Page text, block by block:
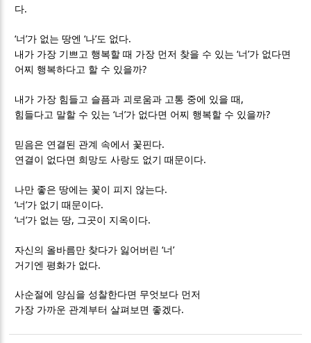
다.
‘너’가 없는 땅엔‘나’도 없다.
내가 가장 기쁘고 행복할 때 가장 먼저 찾을 수 있는‘너’가 없다면
어찌 행복하다고 할 수 있을까?
내가 가장 힘들고 슬픔과 괴로움과 고통 중에 있을 때 ,
힘들다고 말할 수 있는‘너’가 없다면 어찌 행복할 수 있을까?
믿음은 연결된 관계 속에서 꽃핀다.
연결이 없다면 희망도 사랑도 없기 때문이다.
나만 좋은 땅에는 꽃이 피지 않는다.
‘너’가 없기 때문이다.
‘너’가 없는 땅, 그곳이 지옥이다.
자신의 올바름만 찾다가 잃어버린‘너’
거기엔 평화가 없다.
사순절에 양심을 성찰한다면 무엇보다 먼저
가장 가까운 관계부터 살펴보면 좋겠다.